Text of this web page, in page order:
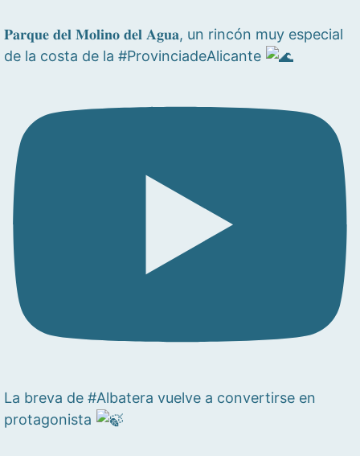
𝐏𝐚𝐫𝐪𝐮𝐞 𝐝𝐞𝐥 𝐌𝐨𝐥𝐢𝐧𝐨 𝐝𝐞𝐥 𝐀𝐠𝐮𝐚, un rincón muy especial
de la costa de la #ProvinciadeAlicante
La breva de #Albatera vuelve a convertirse en
protagonista